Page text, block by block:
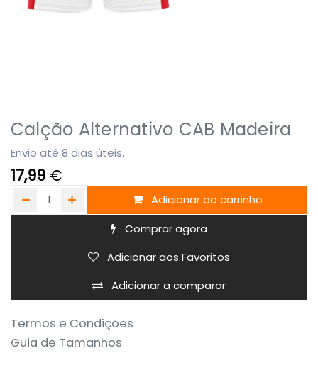
Calção Alternativo CAB Madeira
Envio até 8 dias úteis.
17,99 €
Adicionar ao carrinho
Comprar agora
Adicionar a comparar
Adicionar aos Favoritos
Termos e Condições
Guia de Tamanhos